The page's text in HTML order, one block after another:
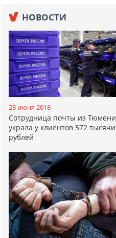
НОВОСТИ
23 июня 2018
Сотрудница почты из Тюмени
украла у клиентов 572 тысячи
рублей